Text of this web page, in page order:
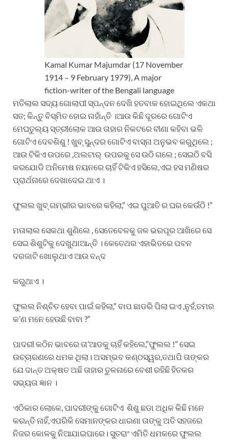
Kamal Kumar Majumdar (17 November
1914 – 9 February 1979), A major
fiction-writer of the Bengali language
ମତିଲାଲ ସଦ୍ୟ ଗୋଲାପୀ ସ୍ପନ୍ଦନ ଦେଖି ହତବାକ ହୋଇଥିଲେ ଏକଥା
ସତ; କିନ୍ତୁ ବିସ୍ମିତ ହୋଇ ନାହାଁନ୍ତି ।ଆଉ କିଛି ଦୂରରେ ଗୋଟିଏ
ମେଘତୁଲ୍ୟ ସ୍ତ୍ରୀଲୋକ ଆଉ ତାହାର ନିକଟରେ ବୀଣା କହିବା ଭଳି
ଗୋଟିଏ ଦେବଶିଶୁ ! ଖୁବ୍ ସୁନ୍ଦର ଗୋଟିଏ ବାସ୍ନା ଅନୁଭବ କରୁଥିଲେ ;
ଆଉ ଟିକିଏ ଉପରେ ,ଅଲଟାର୍ ଉପରକୁ ସେ ଉଠି ଗଲେ ; ସେଇଠି ବସି
କରଯୋଡି ଅନିମେଷ ନୟନରେ ଚାହିଁ ଟିକିଏ ହସିଲେ,ଏଇ ହସ ମଣିଷର
ପ୍ରାର୍ଥନାରେ ଦେଖାଦେଇ ଥାଏ ।
ଫୁଲଲ ଖୁବ୍ ଗମ୍ଭୀର ଭାବରେ କହିଲା,” ଏଇ ପୁଆତି ର ଘର କେଉଁଠି !”
ମତାଲାଲ ସେକଥା ଶୁଣିଲେ , ସେତେବେଳକୁ ଜଳ ଭରପୂର ଆଖିରେ ସେ
ସେଇ ଶିଶୁଟିକୁ ଦେଖୁଥାଆନ୍ତି । କେତେଥର ଏହାଭିତରେ ପବନ
ଦରଜାଟି ଖୋଲୁଥାଏ ଆଉ ବନ୍ଦ
କରୁଥାଏ ।
ଫୁଲଲ ନିଶ୍ଚିତ ହେବା ପାଇଁ କହିଲା,” ବାପ ଛାଡରି ପିଲା ଇଏ ,ନୁହଁ,ତମର
କ’ଣ ମନେ ହେଉଛି ବାବା ?”
ପାଦରୀ କଠିନ ଭାବରେ ତା’ଆଡକୁ ଚାହିଁ କହିଲେ,”ଫୁଲଲ !” ସେଇ
ଉଚ୍ଚାରଣରେ ଧମକ ଥିଲା। ଅସମ୍ଭବ କଣ୍ଠସ୍ୱର,ତଥାପି ତାଙ୍କର
ଯେ ଦାନ୍ତ ଅକ୍ଷତ ଅଛି ତାହାର ତୁଳନାରେ ବେଶୀ ରହିଛି ହିତକର
ସଭ୍ୟତା ଜ୍ଞାନ ।
ଏଠିକାର ଲୋକେ, ପାଦରୀଙ୍କୁ ଗୋଟିଏ ଶିଶୁ ଛଡା ଅଧିକ କିଛି ମନେ
କରନ୍ତି ନାହିଁ,ଏପରିକି ସେମାନଙ୍କର ଧାରଣା ତାଙ୍କୁ ଅତି ସହଜରେ
ନିଜର କୋଳକୁ ନିଆଯାଇପାରେ। ସୁତରାଂ ଏମିତି ଧମକରେ ଫୁଲଲ